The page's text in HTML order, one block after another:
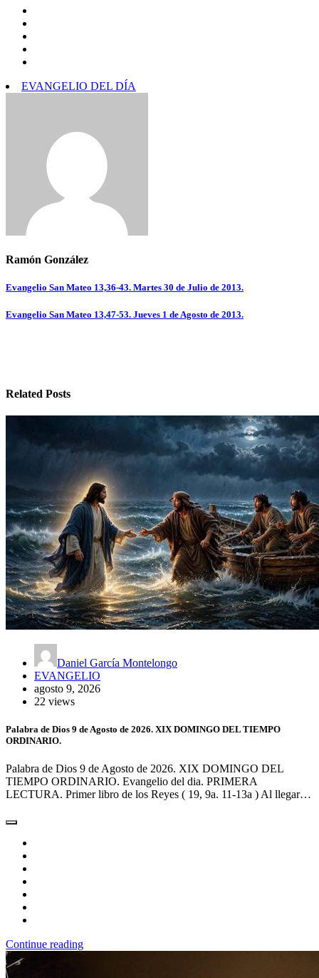
EVANGELIO DEL DÍA
Ramón González
Navegación
de
Evangelio San Mateo 13,36-43. Martes 30 de Julio de 2013.
Evangelio San Mateo 13,47-53. Jueves 1 de Agosto de 2013.
Related Posts
Daniel García Montelongo
EVANGELIO
agosto 9, 2026
22 views
Palabra de Dios 9 de Agosto de 2026. XIX DOMINGO DEL TIEMPO
ORDINARIO.
Palabra de Dios 9 de Agosto de 2026. XIX DOMINGO DEL
TIEMPO ORDINARIO. Evangelio del dia. PRIMERA
LECTURA. Primer libro de los Reyes ( 19, 9a. 11-13a ) Al llegar…
Continue reading